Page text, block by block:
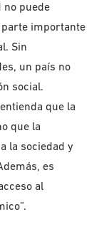
no puede
importante
Sin
un país no
social.
que la
que la
la sociedad y
es
al